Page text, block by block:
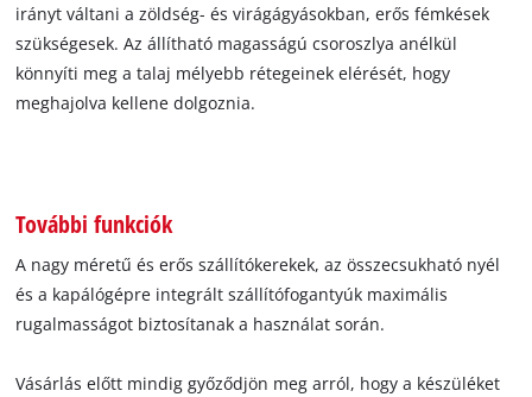
irányt váltani a zöldség- és virágágyásokban, erős fémkések
szükségesek. Az állítható magasságú csoroszlya anélkül
könnyíti meg a talaj mélyebb rétegeinek elérését, hogy
meghajolva kellene dolgoznia.
További funkciók
A nagy méretű és erős szállítókerekek, az összecsukható nyél
és a kapálógépre integrált szállítófogantyúk maximális
rugalmasságot biztosítanak a használat során.
Vásárlás előtt mindig győződjön meg arról, hogy a készüléket